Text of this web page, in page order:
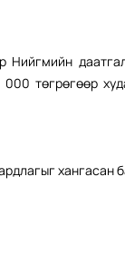
Нийгмийн
төгрөгөөр
хангасан